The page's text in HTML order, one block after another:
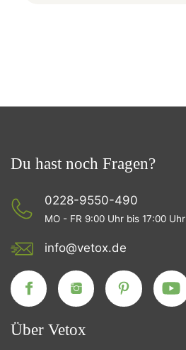
Du hast noch Fragen?
0228-9550-490
MO - FR 9:00 Uhr bis 17:00 Uhr
info@vetox.de
Über Vetox